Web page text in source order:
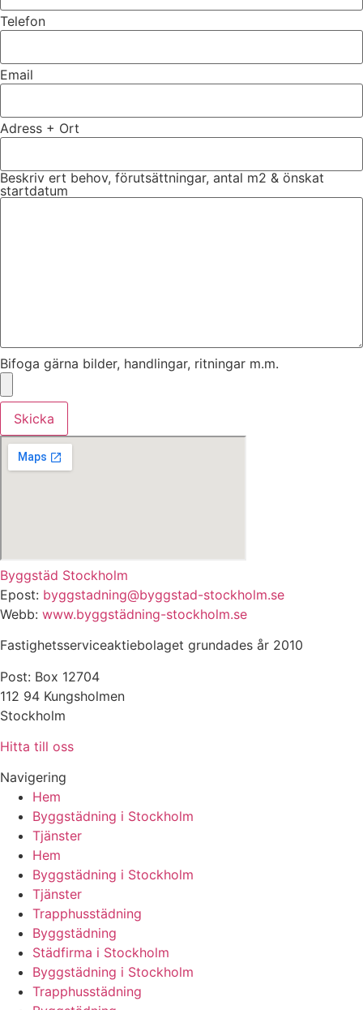
Telefon
Email
Adress + Ort
Beskriv ert behov, förutsättningar, antal m2 & önskat
startdatum
Bifoga gärna bilder, handlingar, ritningar m.m.
Skicka
Byggstäd Stockholm
Epost: byggstadning@byggstad-stockholm.se
Webb: www.byggstädning-stockholm.se
Fastighetsserviceaktiebolaget grundades år 2010
Post: Box 12704
112 94 Kungsholmen
Stockholm
Hitta till oss
Navigering
Hem
Byggstädning i Stockholm
Tjänster
Hem
Byggstädning i Stockholm
Tjänster
Trapphusstädning
Byggstädning
Städfirma i Stockholm
Byggstädning i Stockholm
Trapphusstädning